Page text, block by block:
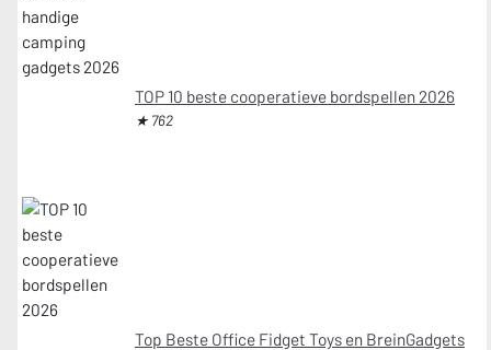
TOP 10 beste cooperatieve bordspellen 2026
★ 762
Top Beste Office Fidget Toys en BreinGadgets